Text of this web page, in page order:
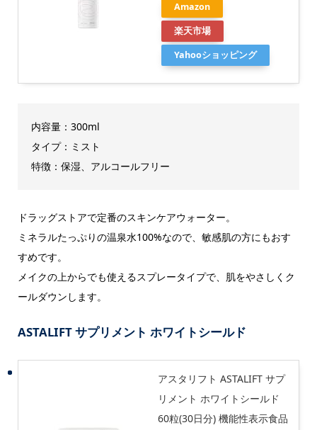
Amazon
楽天市場
Yahooショッピング
内容量：300ml
タイプ：ミスト
特徴：保湿、アルコールフリー
ドラッグストアで定番のスキンケアウォーター。
ミネラルたっぷりの温泉水100%なので、敏感肌の方にもおす
すめです。
メイクの上からでも使えるスプレータイプで、肌をやさしくク
ールダウンします。
ASTALIFT サプリメント ホワイトシールド
アスタリフト ASTALIFT サプ
リメント ホワイトシールド
60粒(30日分) 機能性表示食品